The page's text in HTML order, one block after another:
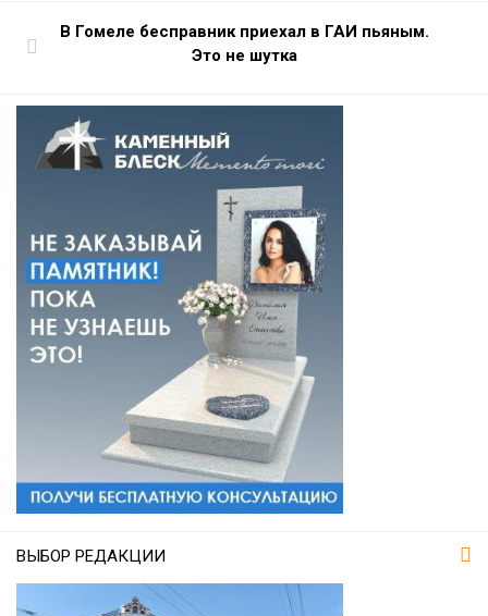
В Гомеле бесправник приехал в ГАИ пьяным.
Это не шутка
ВЫБОР РЕДАКЦИИ